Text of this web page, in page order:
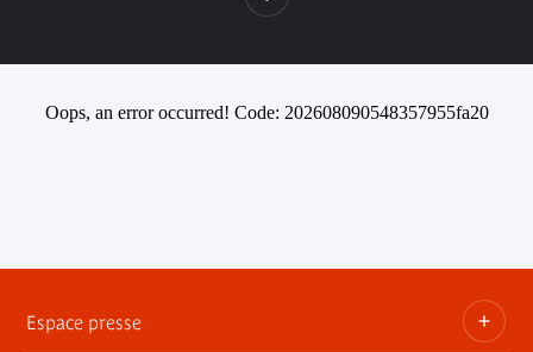
Oops, an error occurred! Code: 202608090548357955fa20
Espace presse